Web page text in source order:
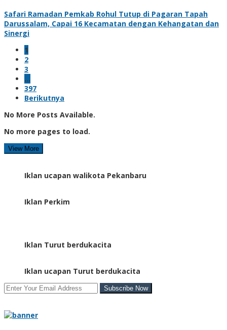
Safari Ramadan Pemkab Rohul Tutup di Pagaran Tapah
Darussalam, Capai 16 Kecamatan dengan Kehangatan dan
Sinergi
1
2
3
…
397
Berikutnya
No More Posts Available.
No more pages to load.
View More
Iklan ucapan walikota Pekanbaru
Iklan Perkim
Iklan Turut berdukacita
Iklan ucapan Turut berdukacita